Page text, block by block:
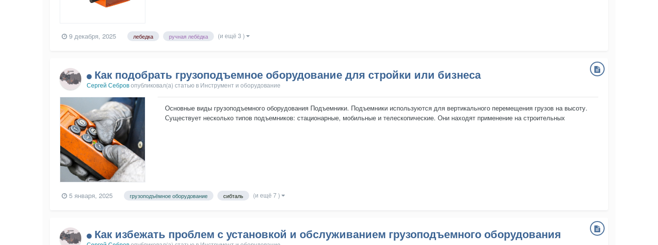
9 декабря, 2025 лебедка ручная лебёдка (и ещё 3 )
Как подобрать грузоподъемное оборудование для стройки или бизнеса
Сергей Себровопубликовал(а) статью в Инструмент и оборудование
Основные виды грузоподъемного оборудования Подъемники. Подъемники используются для вертикального перемещения грузов на высоту.
Существует несколько типов подъемников: стационарные, мобильные и телескопические. Они находят применение на строительных
5 января, 2025 грузоподъёмное оборудование сибталь (и ещё 7 )
Как избежать проблем с установкой и обслуживанием грузоподъемного оборудования